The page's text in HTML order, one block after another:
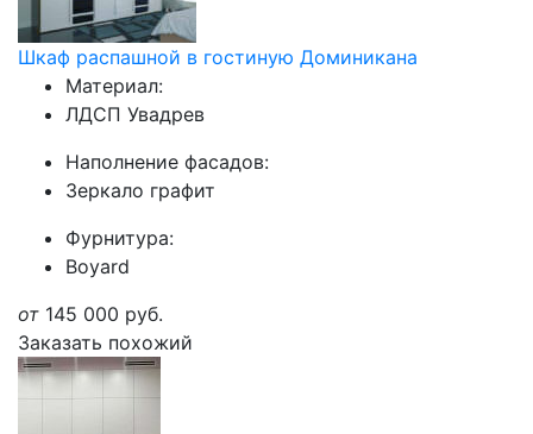
Шкаф распашной в гостиную Доминикана
Материал:
ЛДСП Увадрев
Наполнение фасадов:
Зеркало графит
Фурнитура:
Boyard
от 145 000 руб.
Заказать похожий